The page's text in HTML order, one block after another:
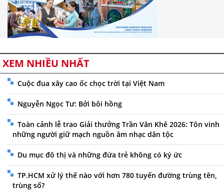
XEM NHIỀU NHẤT
Cuộc đua xây cao ốc chọc trời tại Việt Nam
Nguyễn Ngọc Tư: Bởi bôi hồng
Toàn cảnh lễ trao Giải thưởng Trần Văn Khê 2026: Tôn vinh
những người giữ mạch nguồn âm nhạc dân tộc
Du mục đô thị và những đứa trẻ không có ký ức
TP.HCM xử lý thế nào với hơn 780 tuyến đường trùng tên,
trùng số?